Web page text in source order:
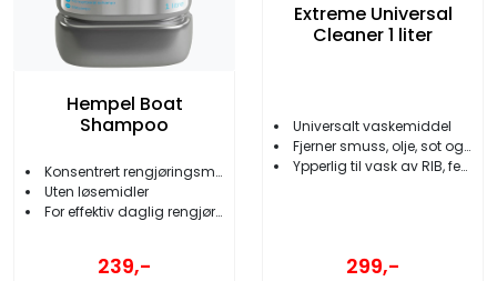
Hempel Boat
Shampoo
Konsentrert rengjøringsmiddel
Uten løsemidler
For effektiv daglig rengjøring
239,-
Extreme Universal
Cleaner 1 liter
Universalt vaskemiddel
Fjerner smuss, olje, sot og sorte renner
Ypperlig til vask av RIB, fender, skai
299,-